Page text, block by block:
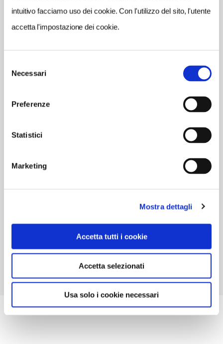
intuitivo facciamo uso dei cookie. Con l'utilizzo del sito, l'utente
accetta l'impostazione dei cookie.
delNecessari
Preferenze
Statistici
Marketing
Mostra dettagli
Accetta tutti i cookie
Accetta selezionati
Usa solo i cookie necessari
INDIRIZZO
sma.unibo.it/it/il-sistema-museale/museo-di-palazzo-poggi
0512099610
Apertura/Chiusura annuale: sempre aperto
CONDIZIONI DI VISITA
ingresso a pagamento. Possibile biglietto cumulativo